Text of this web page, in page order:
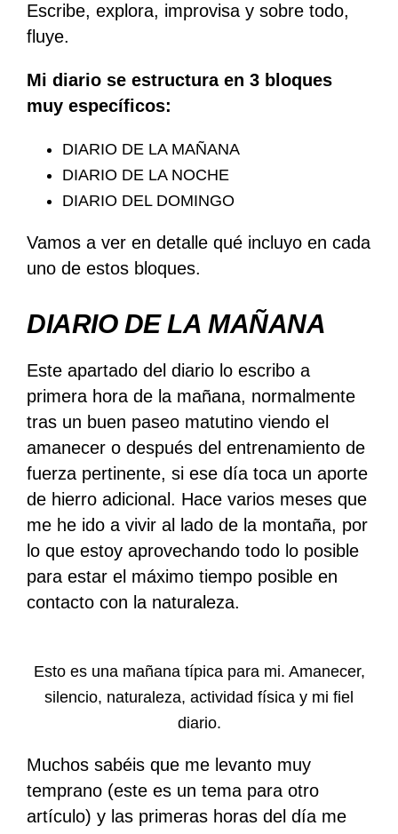
Escribe, explora, improvisa y sobre todo,
fluye.
Mi diario se estructura en 3 bloques
muy específicos:
DIARIO DE LA MAÑANA
DIARIO DE LA NOCHE
DIARIO DEL DOMINGO
Vamos a ver en detalle qué incluyo en cada
uno de estos bloques.
DIARIO DE LA MAÑANA
Este apartado del diario lo escribo a
primera hora de la mañana, normalmente
tras un buen paseo matutino viendo el
amanecer o después del entrenamiento de
fuerza pertinente, si ese día toca un aporte
de hierro adicional. Hace varios meses que
me he ido a vivir al lado de la montaña, por
lo que estoy aprovechando todo lo posible
para estar el máximo tiempo posible en
contacto con la naturaleza.
Esto es una mañana típica para mi. Amanecer,
silencio, naturaleza, actividad física y mi fiel
diario.
Muchos sabéis que me levanto muy
temprano (este es un tema para otro
artículo) y las primeras horas del día me